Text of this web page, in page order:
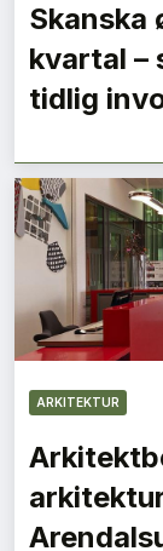
Skanska
kvartal –
tidlig
ARKITEKTUR